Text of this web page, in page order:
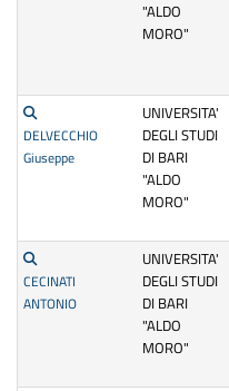
"ALDO
MORO"
DELVECCHIO
Giuseppe
UNIVERSITA'
DEGLI STUDI
DI BARI
"ALDO
MORO"
CECINATI
ANTONIO
UNIVERSITA'
DEGLI STUDI
DI BARI
"ALDO
MORO"